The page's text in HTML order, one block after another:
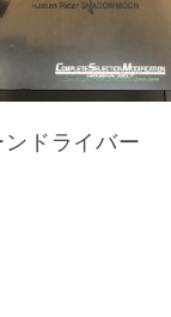
ドライバー